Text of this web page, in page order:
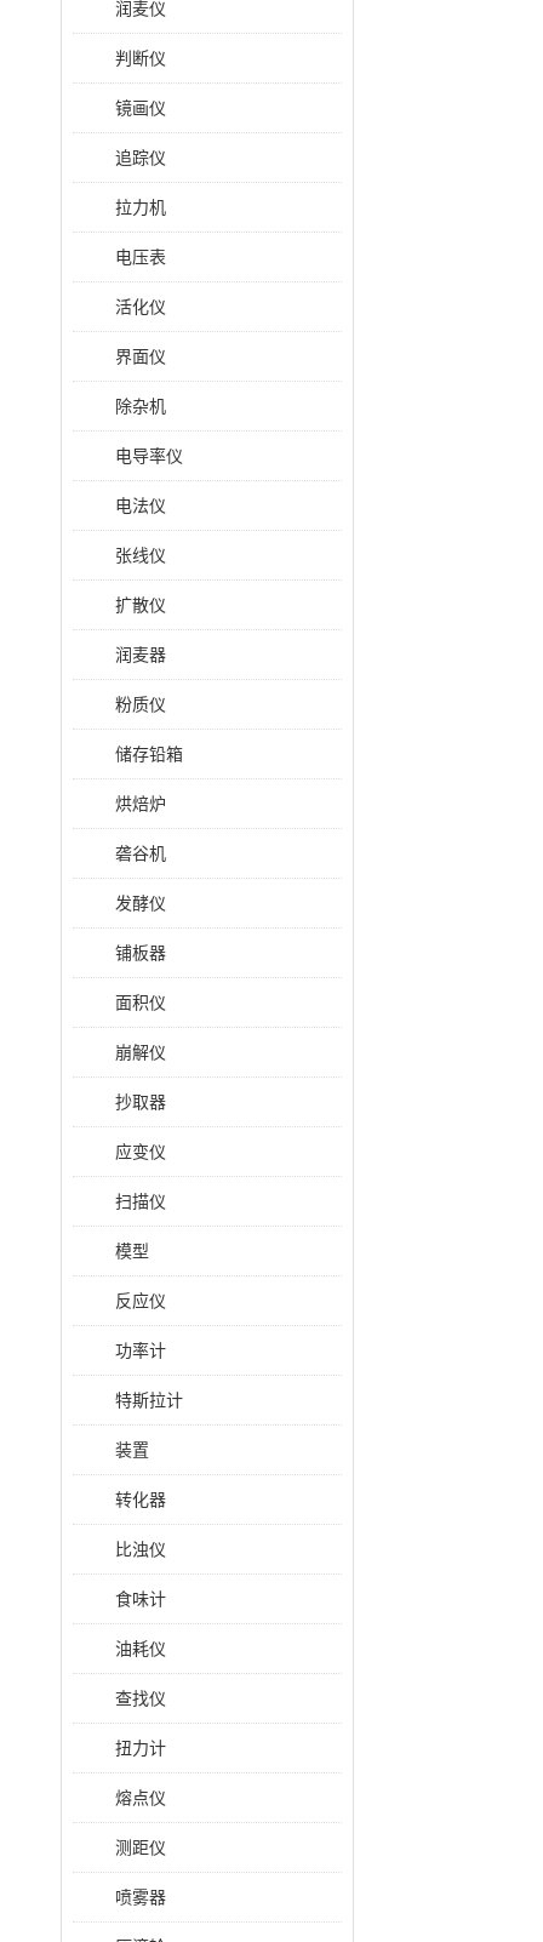
润麦仪
判断仪
镜画仪
追踪仪
拉力机
电压表
活化仪
界面仪
除杂机
电导率仪
电法仪
张线仪
扩散仪
润麦器
粉质仪
储存铅箱
烘焙炉
砻谷机
发酵仪
铺板器
面积仪
崩解仪
抄取器
应变仪
扫描仪
模型
反应仪
功率计
特斯拉计
装置
转化器
比浊仪
食味计
油耗仪
查找仪
扭力计
熔点仪
测距仪
喷雾器